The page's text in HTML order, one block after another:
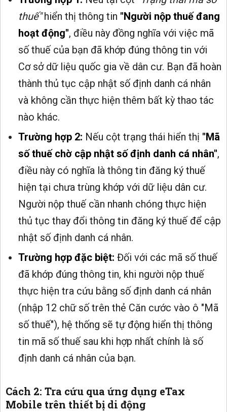
thuế"hiển thị thông tin "Người nộp thuế đang
hoạt động", điều này đồng nghĩa với việc mã
số thuế của bạn đã khớp đúng thông tin với
Cơ sở dữ liệu quốc gia về dân cư. Bạn đã hoàn
thành thủ tục cập nhật số định danh cá nhân
và không cần thực hiện thêm bất kỳ thao tác
nào khác.
Trường hợp 2: Nếu cột trạng thái hiển thị "Mã
số thuế chờ cập nhật số định danh cá nhân",
điều này có nghĩa là thông tin đăng ký thuế
hiện tại chưa trùng khớp với dữ liệu dân cư.
Người nộp thuế cần nhanh chóng thực hiện
thủ tục thay đổi thông tin đăng ký thuế để cập
nhật số định danh cá nhân.
Trường hợp đặc biệt: Đối với các mã số thuế
đã khớp đúng thông tin, khi người nộp thuế
thực hiện tra cứu bằng số định danh cá nhân
(nhập 12 chữ số trên thẻ Căn cước vào ô "Mã
số thuế"), hệ thống sẽ tự động hiển thị thông
tin mã số thuế sau khi hợp nhất chính là số
định danh cá nhân của bạn.
Cách 2: Tra cứu qua ứng dụng eTax
Mobile trên thiết bị di động